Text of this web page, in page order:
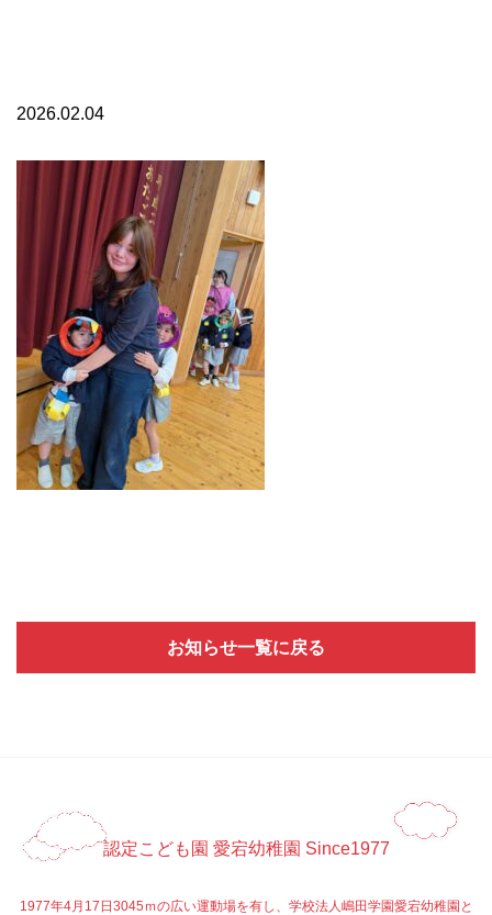
2026.02.04
お知らせ一覧に戻る
認定こども園 愛宕幼稚園 Since1977
1977年4月17日3045ｍの広い運動場を有し、学校法人嶋田学園愛宕幼稚園と